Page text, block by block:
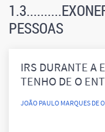
PESSOAS
IRS DURANTE A
TENHO DE O
JOÃO PAULO MARQUES DE